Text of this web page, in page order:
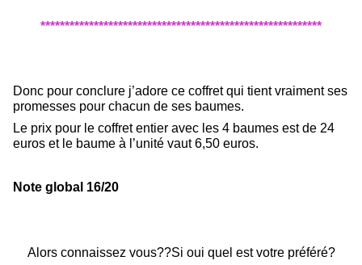
**********************************************************
Donc pour conclure j’adore ce coffret qui tient vraiment ses
promesses pour chacun de ses baumes.
Le prix pour le coffret entier avec les 4 baumes est de 24
euros et le baume à l’unité vaut 6,50 euros.
Note global 16/20
Alors connaissez vous??Si oui quel est votre préféré?